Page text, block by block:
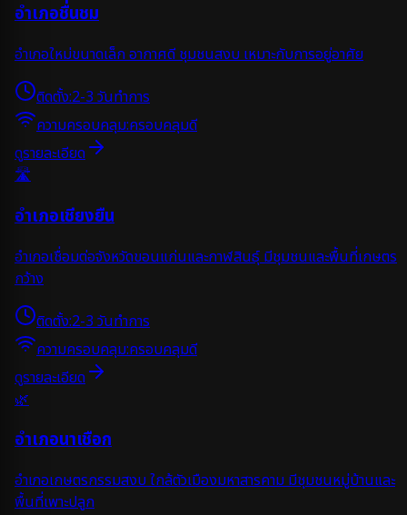
อำเภอชื่นชม
อำเภอใหม่ขนาดเล็ก อากาศดี ชุมชนสงบ เหมาะกับการอยู่อาศัย
ติดตั้ง:2-3 วันทำการ
ความครอบคลุม:ครอบคลุมดี
ดูรายละเอียด
🛣️
อำเภอเชียงยืน
อำเภอเชื่อมต่อจังหวัดขอนแก่นและกาฬสินธุ์ มีชุมชนและพื้นที่เกษตร
กว้าง
ติดตั้ง:2-3 วันทำการ
ความครอบคลุม:ครอบคลุมดี
ดูรายละเอียด
🌿
อำเภอนาเชือก
อำเภอเกษตรกรรมสงบ ใกล้ตัวเมืองมหาสารคาม มีชุมชนหมู่บ้านและ
พื้นที่เพาะปลูก